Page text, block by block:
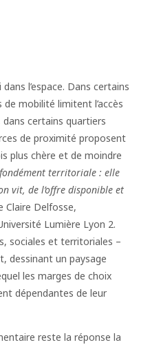
l’espace. Dans certains
mobilité limitent l’accès
certains quartiers
de proximité proposent
plus chère et de moindre
territoriale : elle
vit, de l’offre disponible et
Claire Delfosse,
Lumière Lyon 2.
sociales et territoriales –
dessinant un paysage
les marges de choix
dépendantes de leur
reste la réponse la